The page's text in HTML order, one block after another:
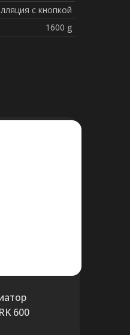
с кнопкой
1600 g
600